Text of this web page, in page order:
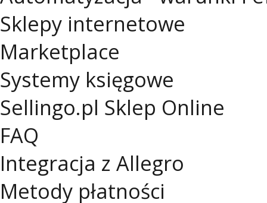
Sklepy internetowe
Marketplace
Systemy księgowe
Sellingo.pl Sklep Online
FAQ
Integracja z Allegro
Metody płatności